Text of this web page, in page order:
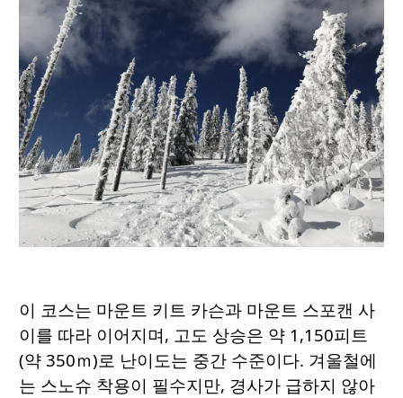
이 코스는 마운트 키트 카슨과 마운트 스포캔 사
이를 따라 이어지며, 고도 상승은 약 1,150피트
(약 350ｍ)로 난이도는 중간 수준이다. 겨울철에
는 스노슈 착용이 필수지만, 경사가 급하지 않아